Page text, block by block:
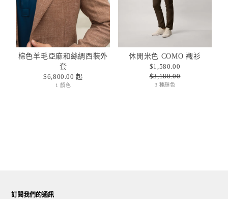
棕色羊毛亞麻和絲綢西裝外
套
$6,800.00 起
1 顏色
休閒米色 COMO 襯衫
$1,580.00
$3,180.00
3 種顏色
訂閱我們的通訊